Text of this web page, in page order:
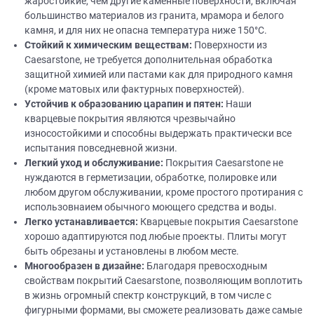
большинство материалов из гранита, мрамора и белого
камня, и для них не опасна температура ниже 150°C.
Стойкий к химическим веществам: Поверхности из
Caesarstone, не требуется дополнительная обработка
защитной химией или пастами как для природного камня
(кроме матовых или фактурных поверхностей).
Устойчив к образованию царапин и пятен: Наши
кварцевые покрытия являются чрезвычайно
износостойкими и способны выдержать практически все
испытания повседневной жизни.
Легкий уход и обслуживание: Покрытия Caesarstone не
нуждаются в герметизации, обработке, полировке или
любом другом обслуживании, кроме простого протирания с
использовнаием обычного моющего средства и воды.
Легко устанавливается: Кварцевые покрытия Caesarstone
хорошо адаптируются под любые проекты. Плиты могут
быть обрезаны и установлены в любом месте.
Многообразен вдизайне: Благодаря превосходным
свойствам покрытий Caesarstone, позволяющим воплотить
в жизнь огромный спектр конструкций, в том числе с
фигурными формами, вы сможете реализовать даже самые